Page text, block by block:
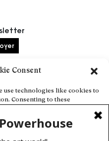
Consent
use technologies like cookies to
Consenting to these
or withdrawing consent,
and functions.